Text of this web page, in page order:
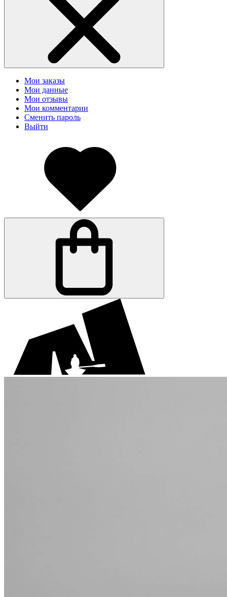
Мои заказы
Мои данные
Мои отзывы
Мои комментарии
Сменить пароль
Выйти